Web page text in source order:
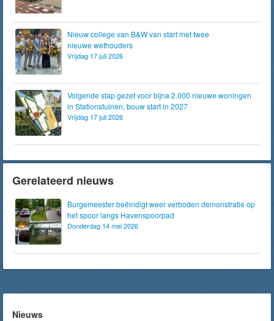
Nieuw college van B&W van start met twee
nieuwe wethouders
Vrijdag 17 juli 2026
Volgende stap gezet voor bijna 2.000 nieuwe woningen
in Stationstuinen, bouw start in 2027
Vrijdag 17 juli 2026
Gerelateerd nieuws
Burgemeester beëindigt weer verboden demonstratie op
het spoor langs Havenspoorpad
Donderdag 14 mei 2026
Nieuws